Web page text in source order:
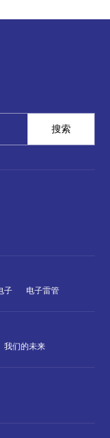
子 电子雷管
我们的未来